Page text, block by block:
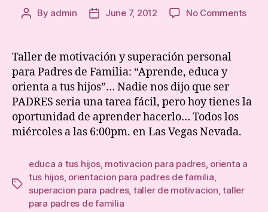
Post
By admin
PostJune 7, 2012 No Commentson
para
Taller de motivación y superación personal
para Padres de Familia: “Aprende, educa y
orienta a tus hijos”… Nadie nos dijo que ser
PADRES seria una tarea fácil, pero hoy tienes la
oportunidad de aprender hacerlo… Todos los
miércoles a las 6:00pm. en Las Vegas Nevada.
Tags
educa a tus hijos, motivacion para padres, orienta a
tus hijos, orientacion para padres de familia
superacion para padres, taller de motivacion ,taller
para padres de familia